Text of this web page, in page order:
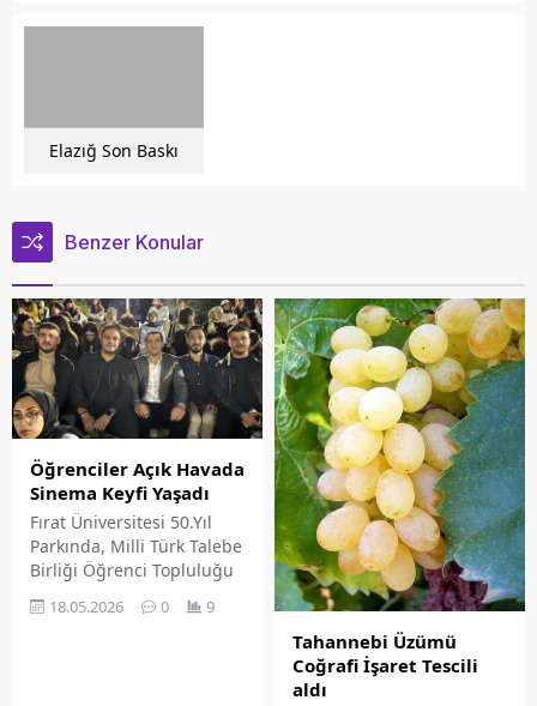
Elazığ Son Baskı
Benzer Konular
Öğrenciler Açık Havada
Sinema Keyfi Yaşadı
Fırat Üniversitesi 50.Yıl
Parkında, Milli Türk Talebe
Birliği Öğrenci Topluluğu
(MTTB) ve Fırat
Üniversitesi Sinema
18.05.2026 0 9
Tahannebi Üzümü
Coğrafi İşaret Tescili
aldı